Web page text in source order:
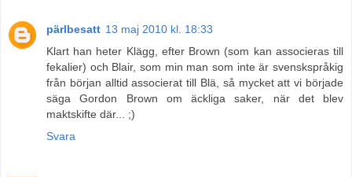
pärlbesatt 13 maj 2010 kl. 18:33
Klart han heter Klägg, efter Brown (som kan associeras till
fekalier) och Blair, som min man som inte är svenskspråkig
från början alltid associerat till Blä, så mycket att vi började
säga Gordon Brown om äckliga saker, när det blev
maktskifte där... ;)
Svara